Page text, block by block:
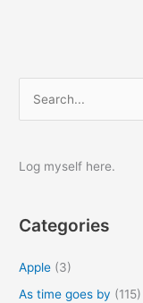
r
f
Log myself here.
Categories
Apple (3)
As time goes by (115)